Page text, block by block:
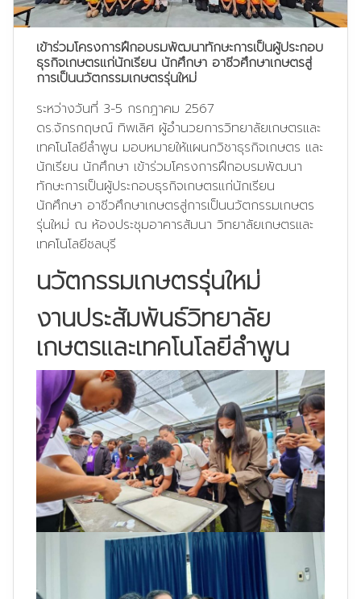
เข้าร่วมโครงการฝึกอบรมพัฒนาทักษะการเป็นผู้ประกอบ
ธุรกิจเกษตรแก่นักเรียน นักศึกษา อาชีวศึกษาเกษตรสู่
การเป็นนวัตกรรมเกษตรรุ่นใหม่
ระหว่างวันที่ 3-5 กรกฎาคม 2567
ดร.จักรกฤษณ์ ทิพเลิศ ผู้อำนวยการวิทยาลัยเกษตรและ
เทคโนโลยีลำพูน มอบหมายให้แผนกวิชาธุรกิจเกษตร และ
นักเรียน นักศึกษา เข้าร่วมโครงการฝึกอบรมพัฒนา
ทักษะการเป็นผู้ประกอบธุรกิจเกษตรแก่นักเรียน
นักศึกษา อาชีวศึกษาเกษตรสู่การเป็นนวัตกรรมเกษตร
รุ่นใหม่ ณ ห้องประชุมอาคารสัมนา วิทยาลัยเกษตรและ
เทคโนโลยีชลบุรี
นวัตกรรมเกษตรรุ่นใหม่
งานประสัมพันธ์วิทยาลัย
เกษตรและเทคโนโลยีลำพูน